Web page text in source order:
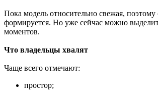
Пока модель относительно свежая, поэтому
формируется. Но уже сейчас можно
моментов.
Что владельцы хвалят
Чаще всего отмечают:
простор;